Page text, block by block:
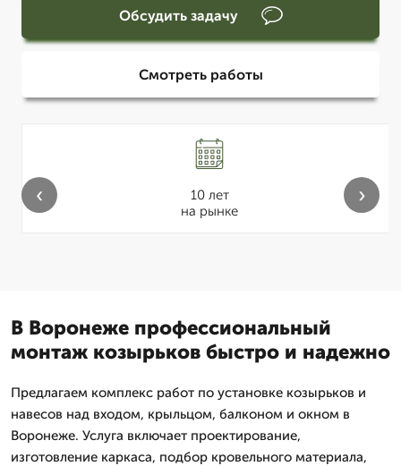
Обсудить задачу
Смотреть работы
10 лет
на рынке
‹ ›
В Воронеже профессиональный
монтаж козырьков быстро и надежно
Предлагаем комплекс работ по установке козырьков и
навесов над входом, крыльцом, балконом и окном в
Воронеже. Услуга включает проектирование,
изготовление каркаса, подбор кровельного материала,